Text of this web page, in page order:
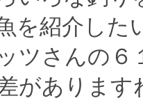
を紹介した
ツさんの６
がありま